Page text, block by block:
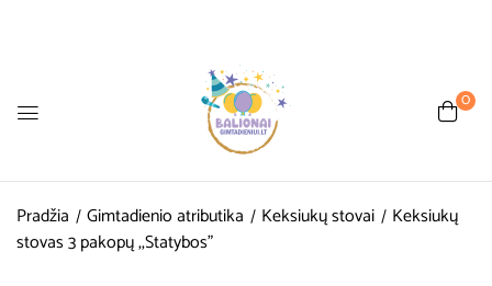
0
Pradžia Gimtadienio atributika Keksiukų stovai
Keksiukų
stovas 3 pakopų ,,Statybos”